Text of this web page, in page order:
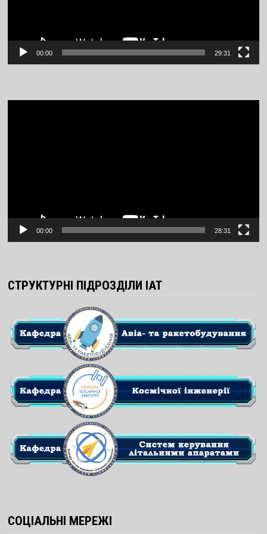
00:00 29:31
00:00 28:31
СТРУКТУРНІ ПІДРОЗДІЛИ ІАТ
СОЦІАЛЬНІ МЕРЕЖІ